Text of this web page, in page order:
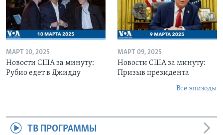
МАРТ 10, 2025
Новости США за минуту:
Рубио едет в Джидду
МАРТ 09, 2025
Новости США за минуту:
Призыв президента
Все эпизоды
ТВ ПРОГРАММЫ